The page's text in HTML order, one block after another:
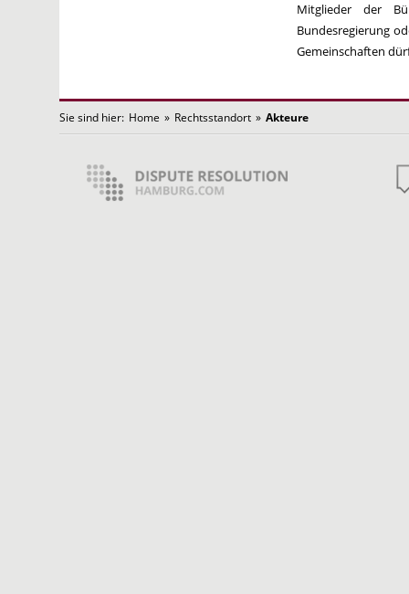
Mitglieder der
Bundesregierung
Gemeinschaften
Sie sind hier: Home » Rechtsstandort » Akteure